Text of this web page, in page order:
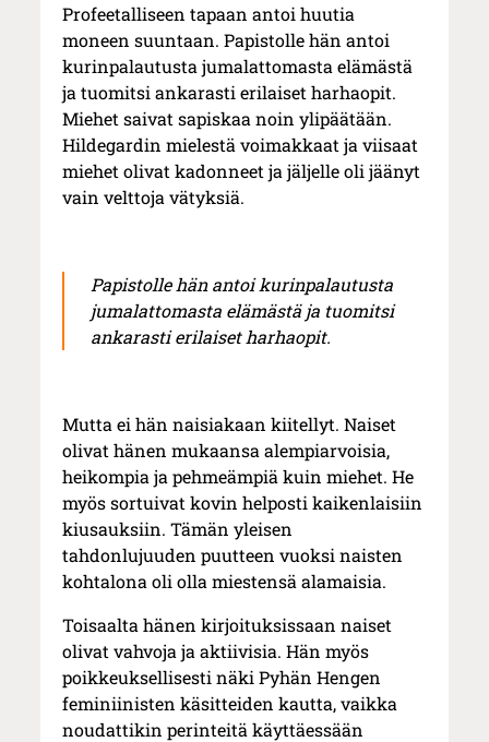
Profeetalliseen tapaan antoi huutia
moneen suuntaan. Papistolle hän antoi
kurinpalautusta jumalattomasta elämästä
ja tuomitsi ankarasti erilaiset harhaopit.
Miehet saivat sapiskaa noin ylipäätään.
Hildegardin mielestä voimakkaat ja viisaat
miehet olivat kadonneet ja jäljelle oli jäänyt
vain velttoja vätyksiä.
Papistolle hän antoi kurinpalautusta
jumalattomasta elämästä ja tuomitsi
ankarasti erilaiset harhaopit.
Mutta ei hän naisiakaan kiitellyt. Naiset
olivat hänen mukaansa alempiarvoisia,
heikompia ja pehmeämpiä kuin miehet. He
myös sortuivat kovin helposti kaikenlaisiin
kiusauksiin. Tämän yleisen
tahdonlujuuden puutteen vuoksi naisten
kohtalona oli olla miestensä alamaisia.
Toisaalta hänen kirjoituksissaan naiset
olivat vahvoja ja aktiivisia. Hän myös
poikkeuksellisesti näki Pyhän Hengen
feminiinisten käsitteiden kautta, vaikka
noudattikin perinteitä käyttäessään